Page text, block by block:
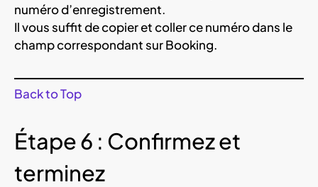
numéro d’enregistrement.
Il vous suffit de copier et coller ce numéro dans le
champ correspondant sur Booking.
Back to Top
Étape 6 : Confirmez et
terminez